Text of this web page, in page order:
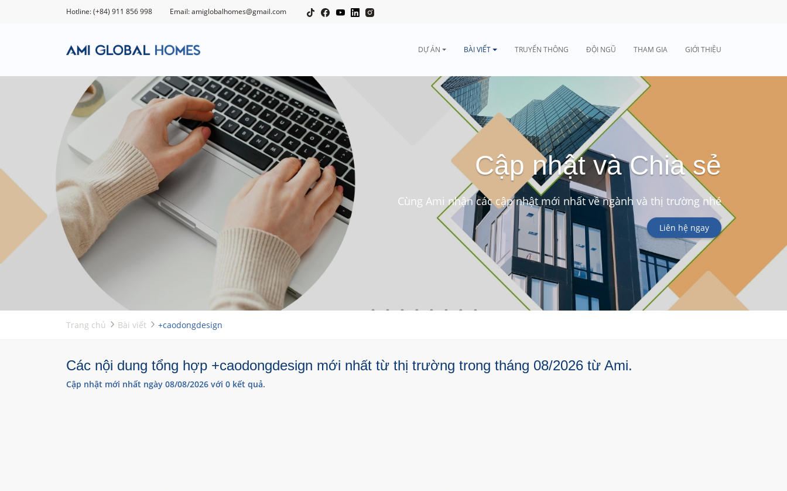
Hotline: (+84) 911 856 998 Email: amiglobalhomes@gmail.com
DỰ ÁN BÀI VIẾT TRUYỂN THÔNG ĐỘI NGŨ THAM GIA GIỚI THIỆU
Cập nhật và Chia sẻ
Cùng Ami nhận các cập nhật mới nhất về ngành và thị trường nhé
Liên hệ ngay
Trang chủ Bài viết +caodongdesign
Các nội dung tổng hợp +caodongdesign mới nhất từ thị trường trong tháng 08/2026 từ Ami.
Cập nhật mới nhất ngày 08/08/2026 với 0 kết quả.